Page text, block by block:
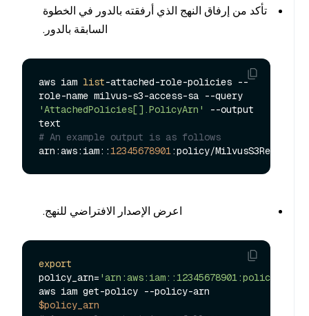
تأكد من إرفاق النهج الذي أرفقته بالدور في الخطوة
السابقة بالدور.
aws iam list-attached-role-policies --
'AttachedPolicies[].PolicyArn'
--output
# An example output is as follows
arn:aws:iam::12345678901
اعرض الإصدار الافتراضي للنهج.
export
policy_arn= 'arn:aws:iam::12345678901:policy/
$policy_arn